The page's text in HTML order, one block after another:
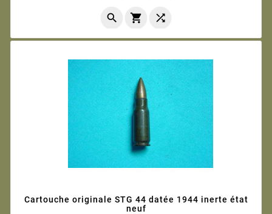
  
Cartouche originale STG 44 datée 1944 inerte état
neuf